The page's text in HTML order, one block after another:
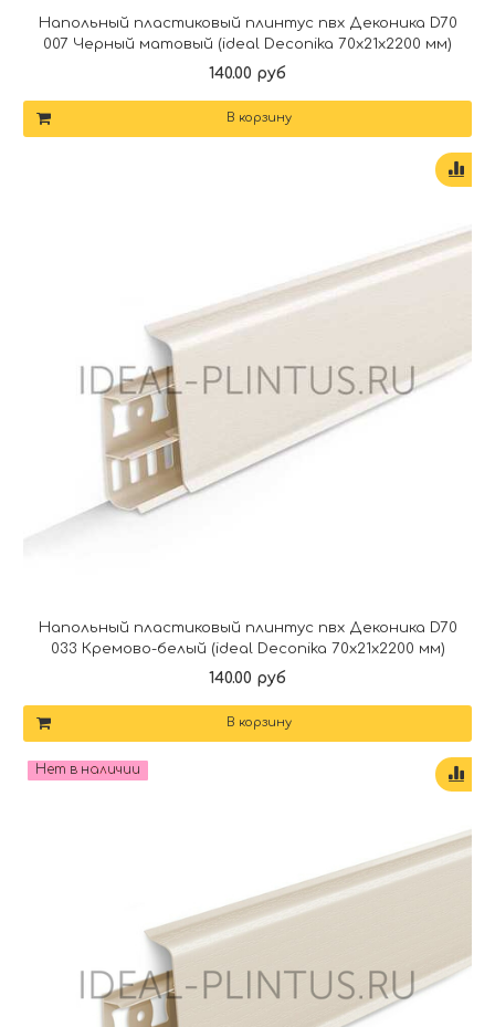
Напольный пластиковый плинтус пвх Деконика D70
007 Черный матовый (ideal Deconika 70х21х2200 мм)
140.00 руб
В корзину
Напольный пластиковый плинтус пвх Деконика D70
033 Кремово-белый (ideal Deconika 70х21х2200 мм)
140.00 руб
В корзину
Нет в наличии